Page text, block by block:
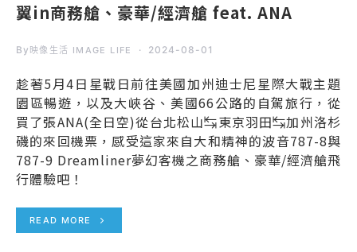
翼in商務艙、豪華/經濟艙 feat. ANA
By 映像生活 IMAGE LIFE 2024-08-01
趁著5月4日星戰日前往美國加州迪士尼星際大戰主題
園區暢遊，以及大峽谷、美國66公路的自駕旅行，從
買了張ANA(全日空)從台北松山↹東京羽田↹加州洛杉
磯的來回機票，感受這家來自大和精神的波音787-8與
787-9 Dreamliner夢幻客機之商務艙、豪華/經濟艙飛
行體驗吧！
READ MORE